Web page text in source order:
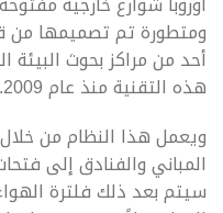
ومتطورة تم تصميمها من
أحد من مراكز بحوث البيئة
هذه التقنية منذ عام 2009.
ويعمل هذا النظام من خلال
المباني والفنادق إلى
سيتم بعد ذلك فلترة